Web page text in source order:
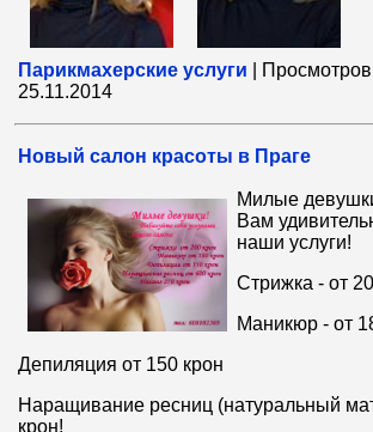
Парикмахерские услуги
25.11.2014
Новый салон красоты в Праге
Милые
Вам
наши услуги!
Стрижка - от
Маникюр - от
Депиляция от 150 крон
Наращивание ресниц (натуральный
крон!